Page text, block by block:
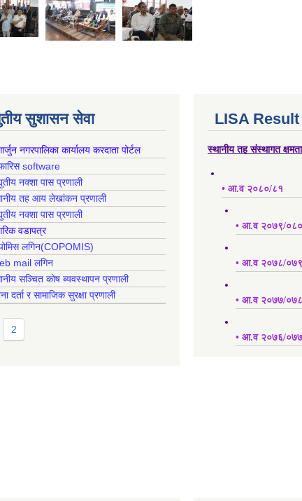
सुशासन सेवा
नगरपालिका कार्यालय करदाता पोर्टल
software
नक्शा पास प्रणाली
तह आय लेखांकन प्रणाली
नक्शा पास प्रणाली
वडापत्र
लगिन(COPOMIS)
mail लगिन
सञ्चित कोष ब्यवस्थापन प्रणाली
दर्ता र सामाजिक सुरक्षा प्रणाली
2
LISA Result
स्थानीय तह संस्थागत
• आ.व २०८०/८१
• आ.व २०७९/०८०
• आ.व २०७८/०७९
• आ.व २०७७/०७८
• आ.व २०७६/०७७